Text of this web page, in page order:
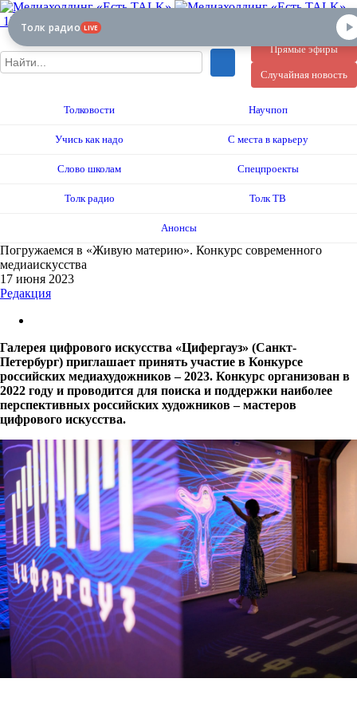
12+
Прямые эфиры
Случайная новость
Толковости Научпоп
Учись как надо С места в карьеру
Слово школам Спецпроекты
Толк радио Толк ТВ
Анонсы
Погружаемся в «Живую материю». Конкурс современного
медиаискусства
17 июня 2023
Редакция
Галерея цифрового искусства «Цифергауз» (Санкт-
Петербург) приглашает принять участие в Конкурсе
российских медиахудожников – 2023. Конкурс организован в
2022 году и проводится для поиска и поддержки наиболее
перспективных российских художников – мастеров
цифрового искусства.
Толк радио LIVE